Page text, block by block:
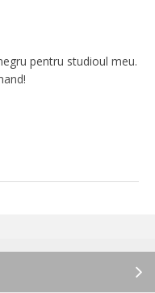
pentru studioul meu.